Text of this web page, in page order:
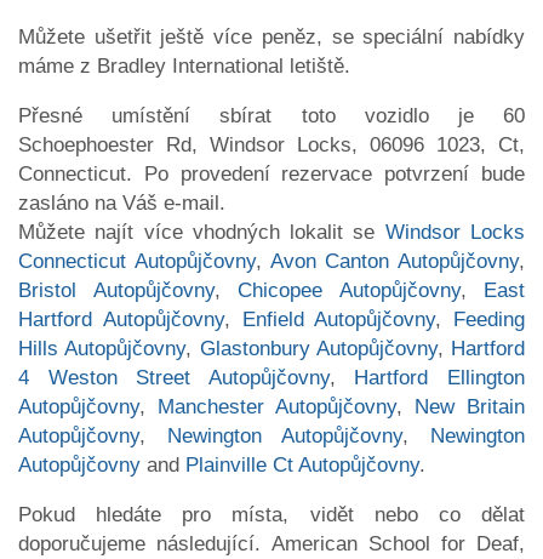
Můžete ušetřit ještě více peněz, se speciální nabídky
máme z Bradley International letiště.
Přesné umístění sbírat toto vozidlo je 60
Schoephoester Rd, Windsor Locks, 06096 1023, Ct,
Connecticut. Po provedení rezervace potvrzení bude
zasláno na Váš e-mail.
Můžete najít více vhodných lokalit se Windsor Locks
Connecticut Autopůjčovny, Avon Canton Autopůjčovny,
Bristol Autopůjčovny, Chicopee Autopůjčovny, East
Hartford Autopůjčovny, Enfield Autopůjčovny, Feeding
Hills Autopůjčovny, Glastonbury Autopůjčovny, Hartford
4 Weston Street Autopůjčovny, Hartford Ellington
Autopůjčovny, Manchester Autopůjčovny, New Britain
Autopůjčovny, Newington Autopůjčovny, Newington
Autopůjčovny and Plainville Ct Autopůjčovny.
Pokud hledáte pro místa, vidět nebo co dělat
doporučujeme následující. American School for Deaf,